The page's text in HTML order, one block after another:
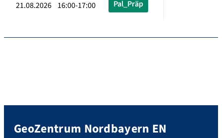
21.08.2026 16:00-17:00 Pal_Präp
GeoZentrum Nordbayern EN